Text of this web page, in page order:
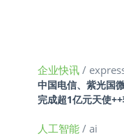
企业快讯 /
中国电信、紫光国
完成超1亿元天使
人工智能 / ai